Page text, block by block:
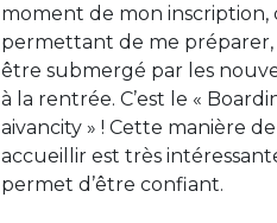
moment de mon inscription,
permettant de me préparer,
être submergé par les
à la rentrée. C’est le «
aivancity » ! Cette manière
accueillir est très
permet d’être confiant.